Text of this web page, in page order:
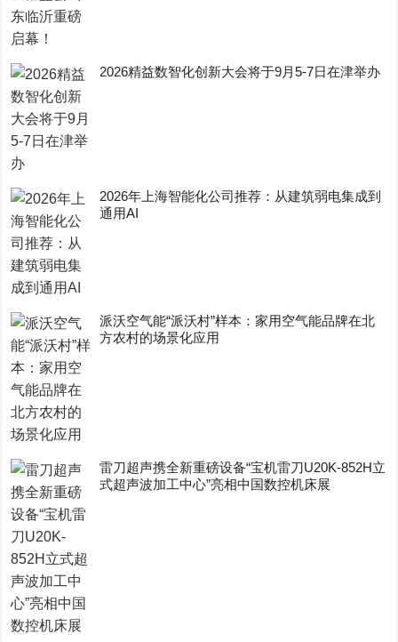
2026精益数智化创新大会将于9月5-7日在津举办
2026年上海智能化公司推荐：从建筑弱电集成到
通用AI
派沃空气能“派沃村”样本：家用空气能品牌在北
方农村的场景化应用
雷刀超声携全新重磅设备“宝机雷刀U20K-852H立
式超声波加工中心”亮相中国数控机床展